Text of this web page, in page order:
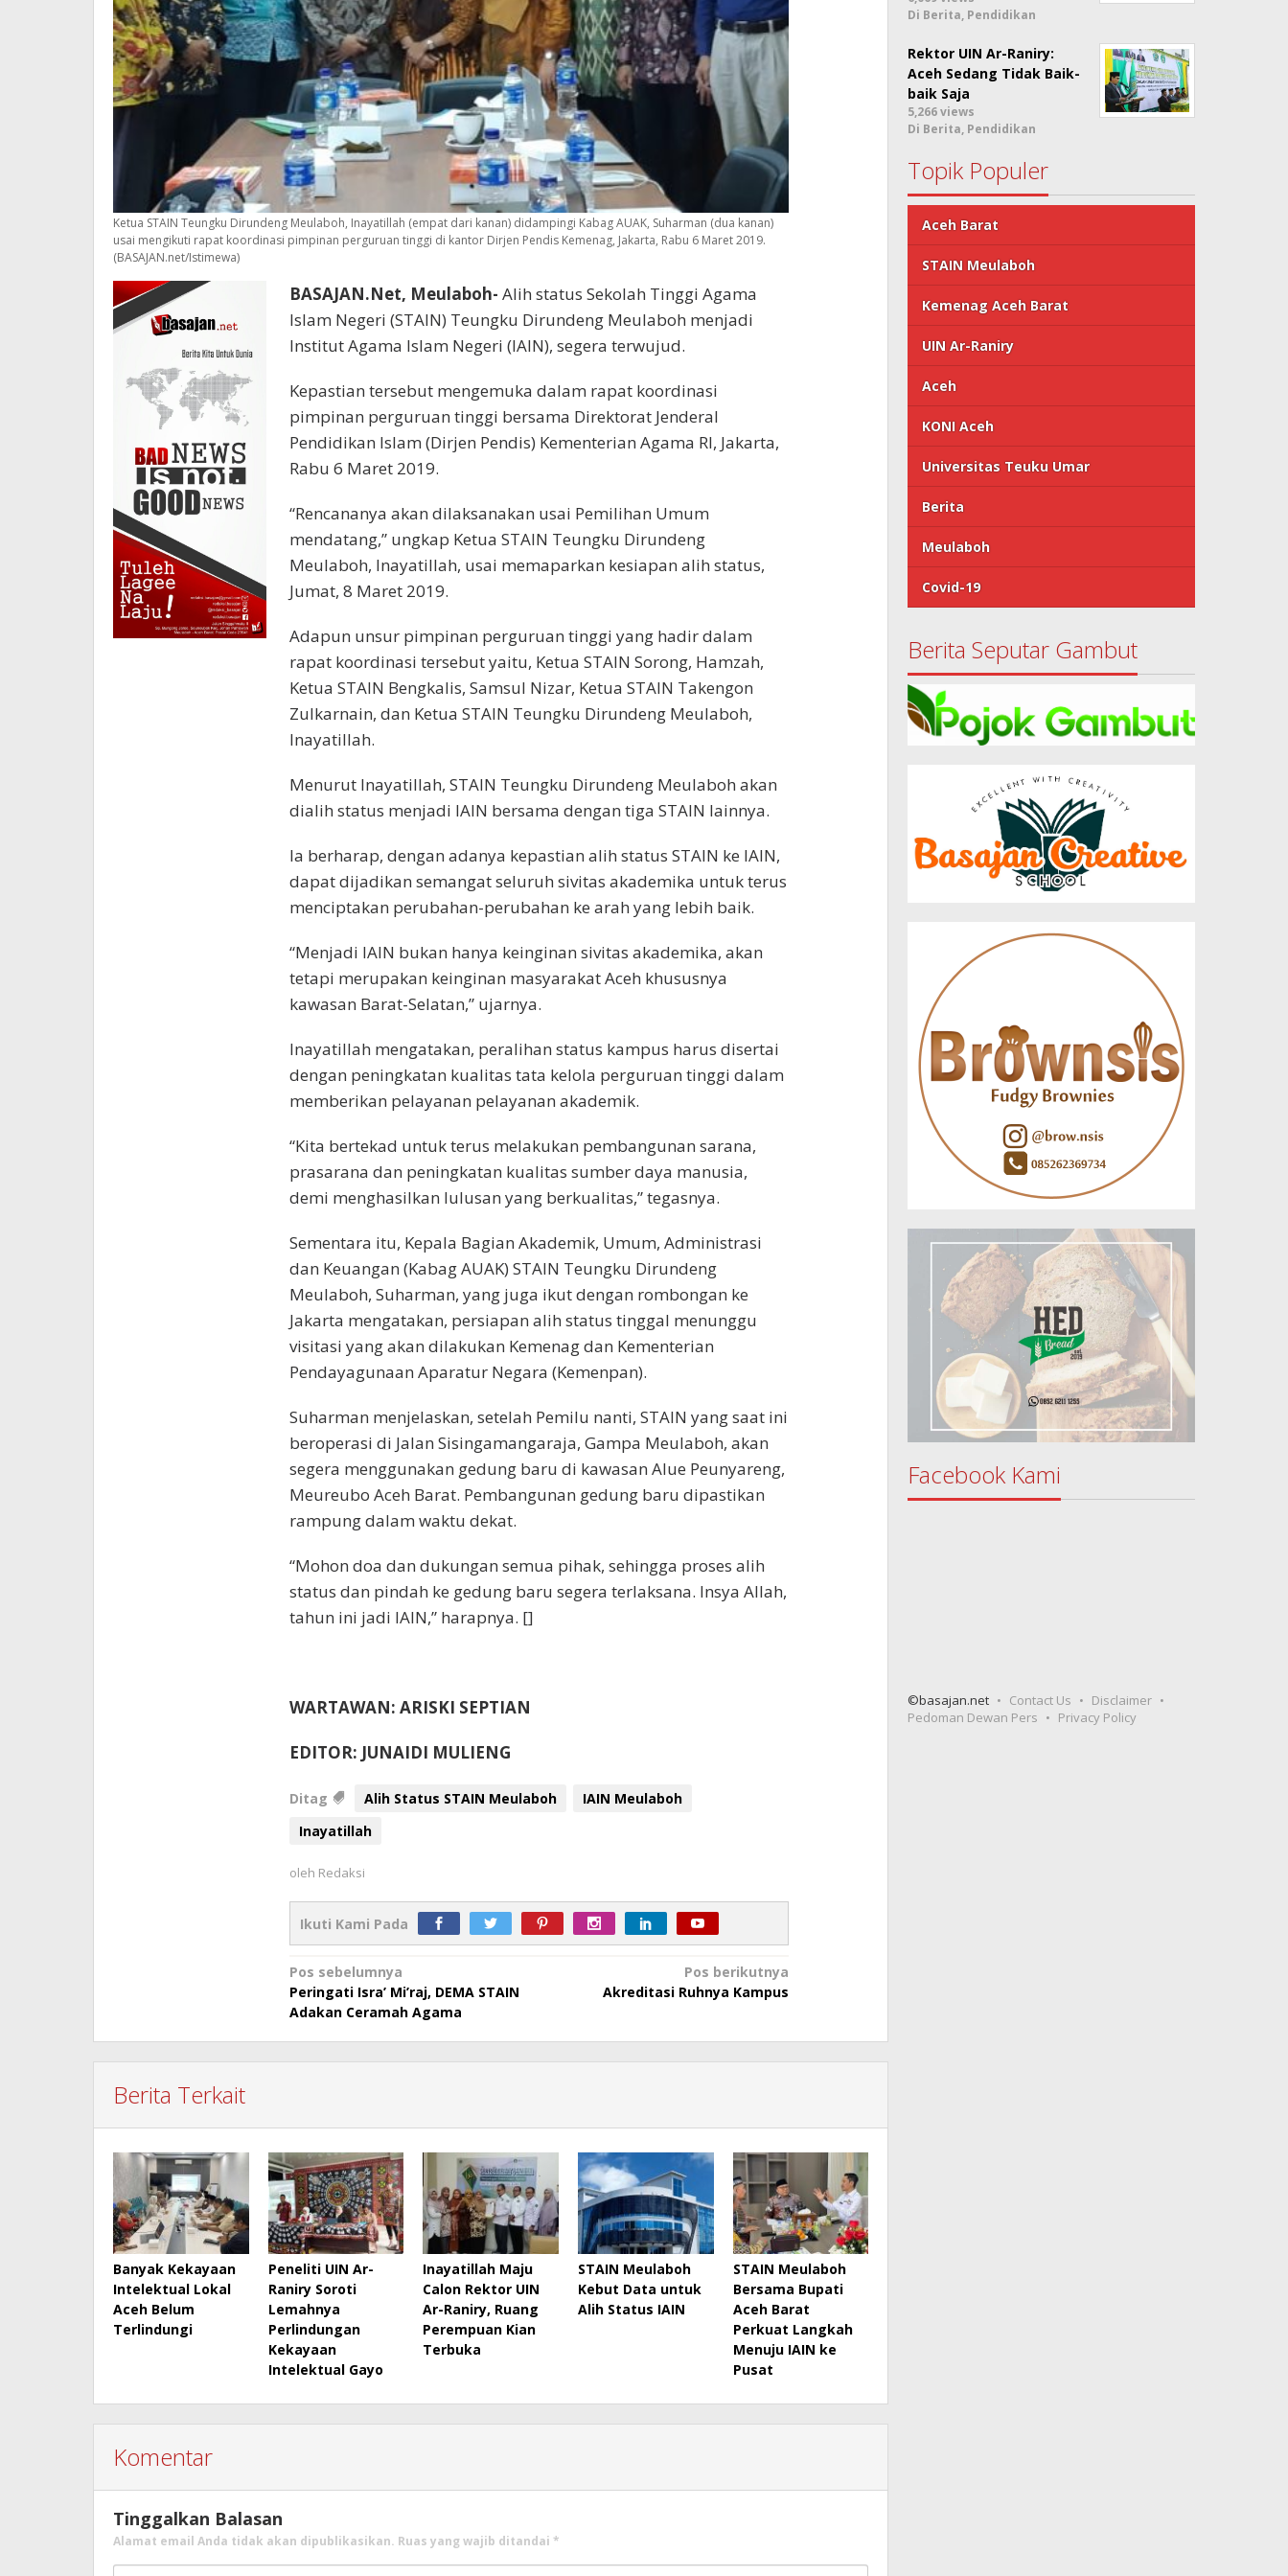
Ketua STAIN Teungku Dirundeng Meulaboh, Inayatillah (empat dari kanan) didampingi Kabag AUAK, Suharman (dua kanan)
usai mengikuti rapat koordinasi pimpinan perguruan tinggi di kantor Dirjen Pendis Kemenag, Jakarta, Rabu 6 Maret 2019.
(BASAJAN.net/Istimewa)
BASAJAN.Net, Meulaboh- Alih status Sekolah Tinggi Agama
Islam Negeri (STAIN) Teungku Dirundeng Meulaboh menjadi
Institut Agama Islam Negeri (IAIN), segera terwujud.
Kepastian tersebut mengemuka dalam rapat koordinasi
pimpinan perguruan tinggi bersama Direktorat Jenderal
Pendidikan Islam (Dirjen Pendis) Kementerian Agama RI, Jakarta,
Rabu 6 Maret 2019.
“Rencananya akan dilaksanakan usai Pemilihan Umum
mendatang,” ungkap Ketua STAIN Teungku Dirundeng
Meulaboh, Inayatillah, usai memaparkan kesiapan alih status,
Jumat, 8 Maret 2019.
Adapun unsur pimpinan perguruan tinggi yang hadir dalam
rapat koordinasi tersebut yaitu, Ketua STAIN Sorong, Hamzah,
Ketua STAIN Bengkalis, Samsul Nizar, Ketua STAIN Takengon
Zulkarnain, dan Ketua STAIN Teungku Dirundeng Meulaboh,
Inayatillah.
Menurut Inayatillah, STAIN Teungku Dirundeng Meulaboh akan
dialih status menjadi IAIN bersama dengan tiga STAIN lainnya.
Ia berharap, dengan adanya kepastian alih status STAIN ke IAIN,
dapat dijadikan semangat seluruh sivitas akademika untuk terus
menciptakan perubahan-perubahan ke arah yang lebih baik.
“Menjadi IAIN bukan hanya keinginan sivitas akademika, akan
tetapi merupakan keinginan masyarakat Aceh khususnya
kawasan Barat-Selatan,” ujarnya.
Inayatillah mengatakan, peralihan status kampus harus disertai
dengan peningkatan kualitas tata kelola perguruan tinggi dalam
memberikan pelayanan pelayanan akademik.
“Kita bertekad untuk terus melakukan pembangunan sarana,
prasarana dan peningkatan kualitas sumber daya manusia,
demi menghasilkan lulusan yang berkualitas,” tegasnya.
Sementara itu, Kepala Bagian Akademik, Umum, Administrasi
dan Keuangan (Kabag AUAK) STAIN Teungku Dirundeng
Meulaboh, Suharman, yang juga ikut dengan rombongan ke
Jakarta mengatakan, persiapan alih status tinggal menunggu
visitasi yang akan dilakukan Kemenag dan Kementerian
Pendayagunaan Aparatur Negara (Kemenpan).
Suharman menjelaskan, setelah Pemilu nanti, STAIN yang saat ini
beroperasi di Jalan Sisingamangaraja, Gampa Meulaboh, akan
segera menggunakan gedung baru di kawasan Alue Peunyareng,
Meureubo Aceh Barat. Pembangunan gedung baru dipastikan
rampung dalam waktu dekat.
“Mohon doa dan dukungan semua pihak, sehingga proses alih
status dan pindah ke gedung baru segera terlaksana. Insya Allah,
tahun ini jadi IAIN,” harapnya. []
WARTAWAN: ARISKI SEPTIAN
EDITOR: JUNAIDI MULIENG
Ditag Alih Status STAIN Meulaboh
IAIN Meulaboh
Inayatillah
oleh Redaksi
Ikuti Kami Pada
Navigasi
pos
Pos sebelumnya
Peringati Isra’ Mi’raj, DEMA STAIN
Adakan Ceramah Agama
Pos berikutnya
Akreditasi Ruhnya Kampus
Berita Terkait
Banyak Kekayaan
Intelektual Lokal
Aceh Belum
Terlindungi
Peneliti UIN Ar-
Raniry Soroti
Lemahnya
Perlindungan
Kekayaan
Intelektual Gayo
Inayatillah Maju
Calon Rektor UIN
Ar-Raniry, Ruang
Perempuan Kian
Terbuka
STAIN Meulaboh
Kebut Data untuk
Alih Status IAIN
STAIN Meulaboh
Bersama Bupati
Aceh Barat
Perkuat Langkah
Menuju IAIN ke
Pusat
Komentar
Tinggalkan Balasan
Alamat email Anda tidak akan dipublikasikan. Ruas yang wajib ditandai *
Di Berita, Pendidikan
Rektor UIN Ar-Raniry:
Aceh Sedang Tidak Baik-
baik Saja
5,266 views
Di Berita, Pendidikan
Topik Populer
Aceh Barat
STAIN Meulaboh
Kemenag Aceh Barat
UIN Ar-Raniry
Aceh
KONI Aceh
Universitas Teuku Umar
Berita
Meulaboh
Covid-19
Berita Seputar Gambut
Facebook Kami
©basajan.net Contact Us
Disclaimer
Pedoman Dewan Pers
Privacy Policy